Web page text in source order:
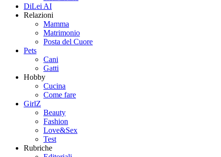
DiLei AI
Relazioni
Mamma
Matrimonio
Posta del Cuore
Pets
Cani
Gatti
Hobby
Cucina
Come fare
GirlZ
Beauty
Fashion
Love&Sex
Test
Rubriche